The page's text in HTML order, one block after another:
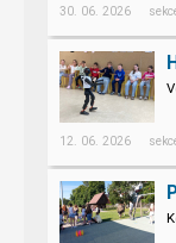
30. 06. 2026
12. 06. 2026